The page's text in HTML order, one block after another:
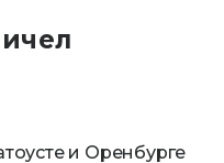
и Оренбурге